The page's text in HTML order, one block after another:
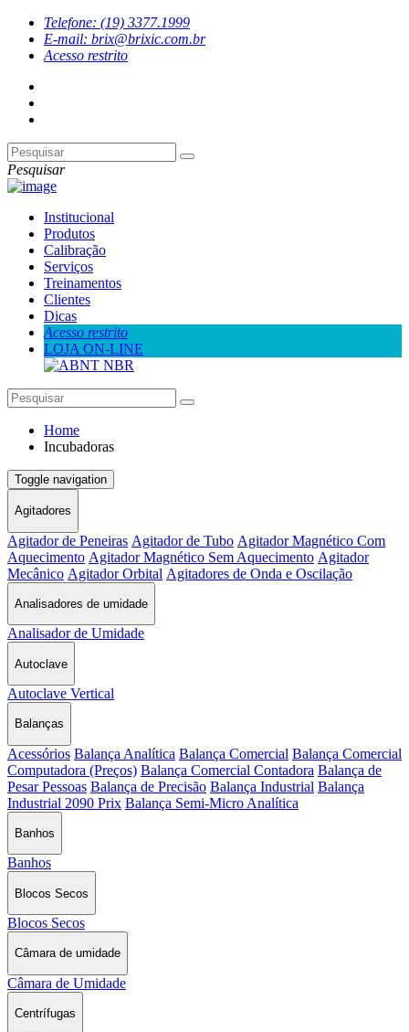
Telefone: (19) 3377.1999
E-mail: brix@brixic.com.br
Acesso restrito
Pesquisar
Institucional
Produtos
Calibração
Serviços
Treinamentos
Clientes
Dicas
Acesso restrito
LOJA ON-LINE
Home
Incubadoras
Toggle navigation
Agitadores
Agitador de Peneiras Agitador de Tubo Agitador Magnético Com
Aquecimento Agitador Magnético Sem Aquecimento Agitador
Mecânico Agitador Orbital Agitadores de Onda e Oscilação
Analisadores de umidade
Analisador de Umidade
Autoclave
Autoclave Vertical
Balanças
Acessórios Balança Analítica Balança Comercial Balança Comercial
Computadora (Preços) Balança Comercial Contadora Balança de
Pesar Pessoas Balança de Precisão Balança Industrial Balança
Industrial 2090 Prix Balança Semi-Micro Analítica
Banhos
Banhos
Blocos Secos
Blocos Secos
Câmara de umidade
Câmara de Umidade
Centrífugas